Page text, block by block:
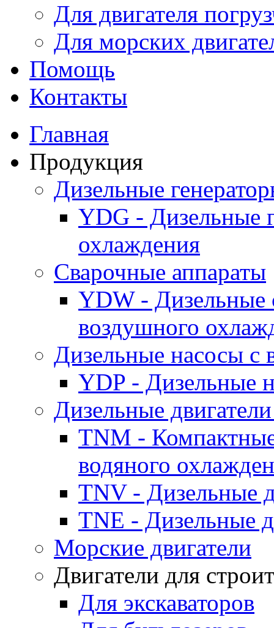
Для двигателя
Для морских
Помощь
Контакты
Главная
Продукция
Дизельные
YDG - Дизельные
охлаждения
Cварочные аппараты
YDW - Дизельные
воздушного
Дизельные насосы
YDP - Дизельные
Дизельные
TNM -
водяного
TNV - Дизельные
TNE - Дизельные
Морские двигатели
Двигатели для
Для экскаваторов